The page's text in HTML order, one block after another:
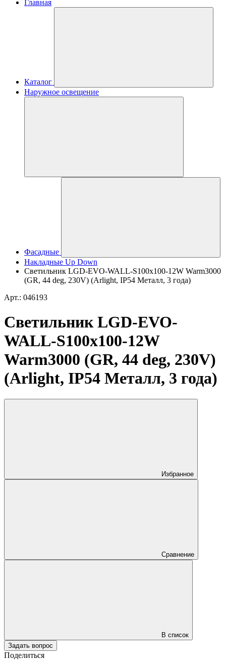
Главная
Каталог
Наружное освещение
Фасадные
Накладные Up Down
Светильник LGD-EVO-WALL-S100x100-12W Warm3000
(GR, 44 deg, 230V) (Arlight, IP54 Металл, 3 года)
Арт.: 046193
Светильник LGD-EVO-
WALL-S100x100-12W
Warm3000 (GR, 44 deg, 230V)
(Arlight, IP54 Металл, 3 года)
Избранное
Сравнение
В список
Задать вопрос
Поделиться